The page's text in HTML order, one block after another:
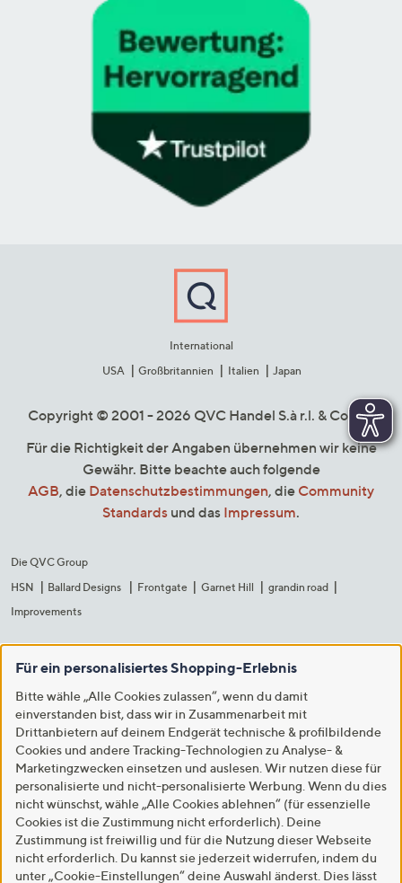
International
USA
Großbritannien Italien Japan
Copyright © 2001 - 2026 QVC Handel S.à r.l. & Co. KG
Für die Richtigkeit der Angaben übernehmen wir keine
Gewähr. Bitte beachte auch folgende
AGB, die Datenschutzbestimmungen, die Community
Standards und das Impressum.
Die QVC Group
HSN
Ballard Designs Frontgate Garnet Hill
grandin road
Improvements
Für ein personalisiertes Shopping-Erlebnis
Bitte wähle „Alle Cookies zulassen“, wenn du damit
einverstanden bist, dass wir in Zusammenarbeit mit
Drittanbietern auf deinem Endgerät technische & profilbildende
Cookies und andere Tracking-Technologien zu Analyse- &
Marketingzwecken einsetzen und auslesen. Wir nutzen diese für
personalisierte und nicht-personalisierte Werbung. Wenn du dies
nicht wünschst, wähle „Alle Cookies ablehnen“ (für essenzielle
Cookies ist die Zustimmung nicht erforderlich). Deine
Zustimmung ist freiwillig und für die Nutzung dieser Webseite
nicht erforderlich. Du kannst sie jederzeit widerrufen, indem du
unter „Cookie-Einstellungen“ deine Auswahl änderst. Dies lässt